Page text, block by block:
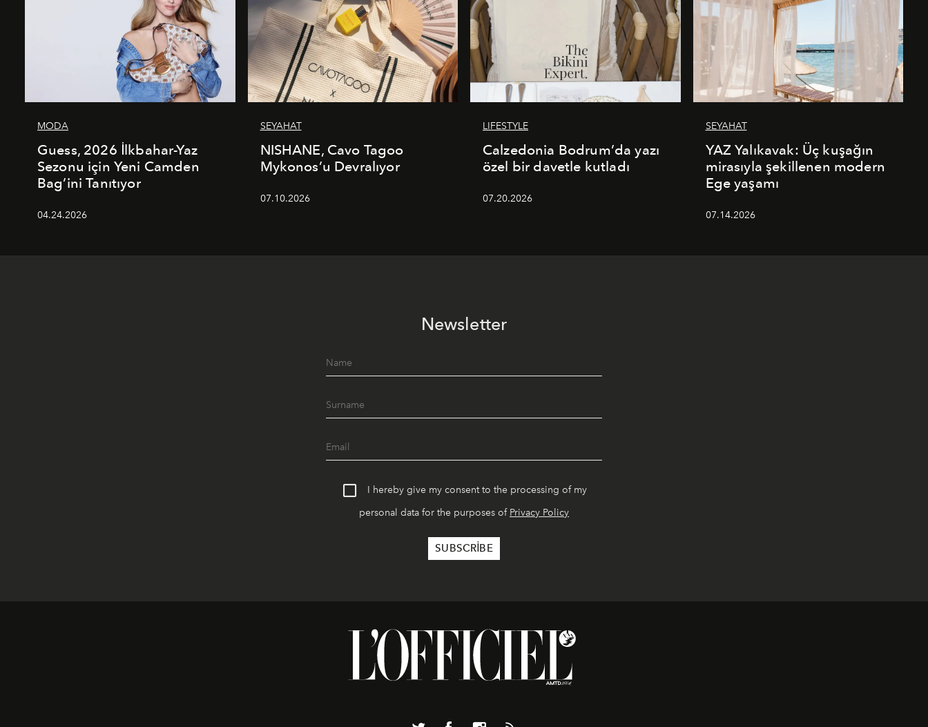
MODA
Guess, 2026 İlkbahar-Yaz
Sezonu için Yeni Camden
Bag’ini Tanıtıyor
04.24.2026
SEYAHAT
NISHANE, Cavo Tagoo
Mykonos’u Devralıyor
07.10.2026
LIFESTYLE
Calzedonia Bodrum’da yazı
özel bir davetle kutladı
07.20.2026
SEYAHAT
YAZ Yalıkavak: Üç kuşağın
mirasıyla şekillenen modern
Ege yaşamı
07.14.2026
Newsletter
I hereby give my consent to the processing of my
personal data for the purposes of Privacy Policy